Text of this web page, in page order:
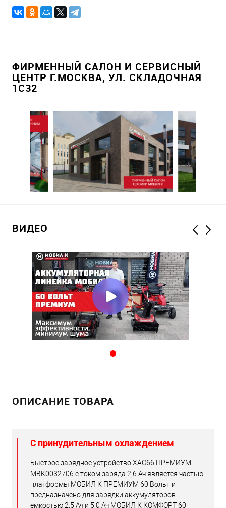
ФИРМЕННЫЙ САЛОН И СЕРВИСНЫЙ
ЦЕНТР Г.МОСКВА, УЛ. СКЛАДОЧНАЯ
1С32
ВИДЕО
ОПИСАНИЕ ТОВАРА
С принудительным охлаждением
Быстрое зарядное устройство XAC66 ПРЕМИУМ
MBK0032706 с током заряда 2,6 Ач является частью
платформы МОБИЛ К ПРЕМИУМ 60 Вольт и
предназначено для зарядки аккумуляторов
емкостью 2,5 Ач и 5.0 Ач МОБИЛ К КОМФОРТ 60